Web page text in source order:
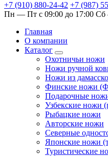
+7 (910) 880-24-42 +7 (987)
Пн — Пт с 09:00 до 17:00 Сб
Главная
О компании
Каталог
Охотничьи ножи
Ножи ручной
Ножи из
Финские ножи
Подарочные
Узбекские ножи
Рыбацкие ножи
Авторские ножи
Северные
Японские ножи
Туристические